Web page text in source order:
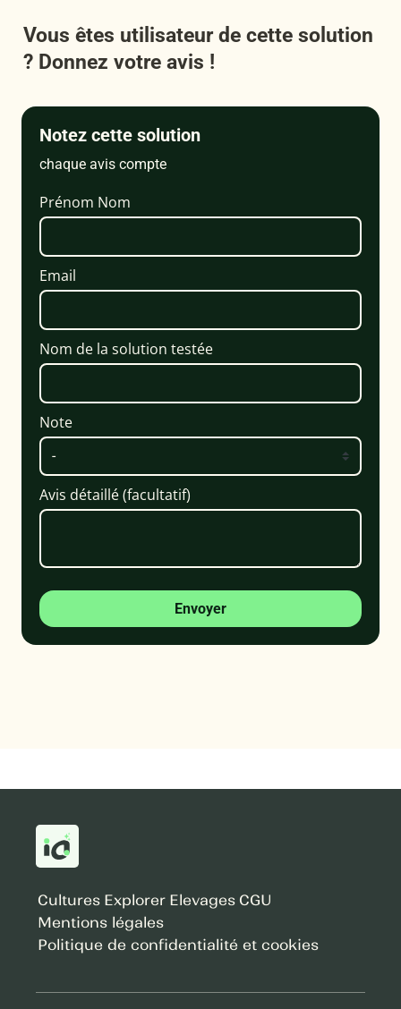
Vous êtes utilisateur de cette solution
? Donnez votre avis !
Notez cette solution
chaque avis compte
Prénom Nom
Email
Nom de la solution testée
Note
Avis détaillé (facultatif)
Envoyer
Cultures Explorer Elevages CGU
Mentions légales
Politique de confidentialité et cookies